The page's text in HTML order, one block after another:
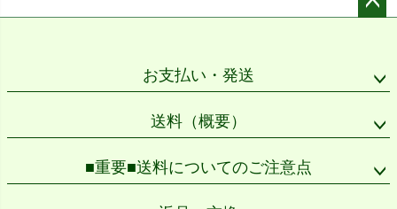
お支払い・発送
送料（概要）
■重要■送料についてのご注意点